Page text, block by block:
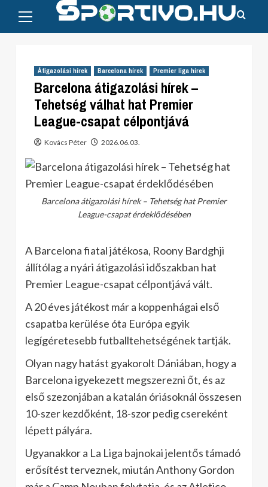
content
Menu
Átigazolási hírek Barcelona hírek Premier liga hírek
Barcelona átigazolási hírek –
Tehetség válhat hat Premier
League-csapat célpontjává
Kovács Péter 2026.06.03.
Barcelona átigazolási hírek – Tehetség hat Premier
League-csapat érdeklődésében
A Barcelona fiatal játékosa, Roony Bardghji
állítólag a nyári átigazolási időszakban hat
Premier League-csapat célpontjává vált.
A 20 éves játékost már a koppenhágai első
csapatba kerülése óta Európa egyik
legígéretesebb futballtehetségének tartják.
Olyan nagy hatást gyakorolt Dániában, hogy a
Barcelona igyekezett megszerezni őt, és az
első szezonjában a katalán óriásoknál összesen
10-szer kezdőként, 18-szor pedig csereként
lépett pályára.
Ugyanakkor a La Liga bajnokai jelentős támadó
erősítést terveznek, miután Anthony Gordon